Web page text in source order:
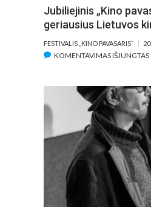
Jubiliejinis „Kino
geriausius Lietuvos
FESTIVALIS „KINO PAVASARIS“
KOMENTAVIMAS IŠJUNGTAS